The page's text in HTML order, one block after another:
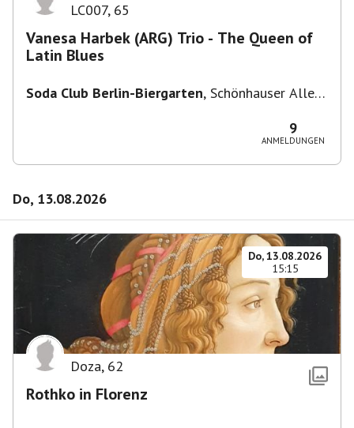
LC007, 65
Vanesa Harbek (ARG) Trio - The Queen of
Latin Blues
Soda Club Berlin-Biergarten, Schönhauser Allee
9
ANMELDUNGEN
Do, 13.08.2026
Do, 13.08.2026
15:15
Doza, 62
Rothko in Florenz